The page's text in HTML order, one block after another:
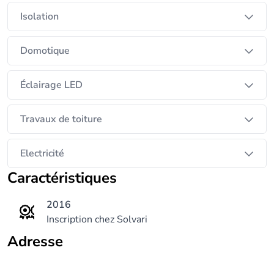
Isolation
Domotique
Éclairage LED
Travaux de toiture
Electricité
Caractéristiques
2016
Inscription chez Solvari
Adresse